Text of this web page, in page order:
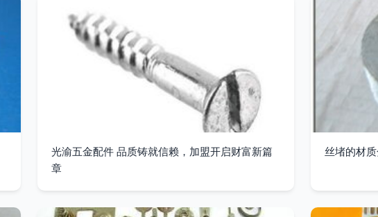
光渝五金配件 品质铸就信赖，加盟开启财富新篇
章
丝堵的材